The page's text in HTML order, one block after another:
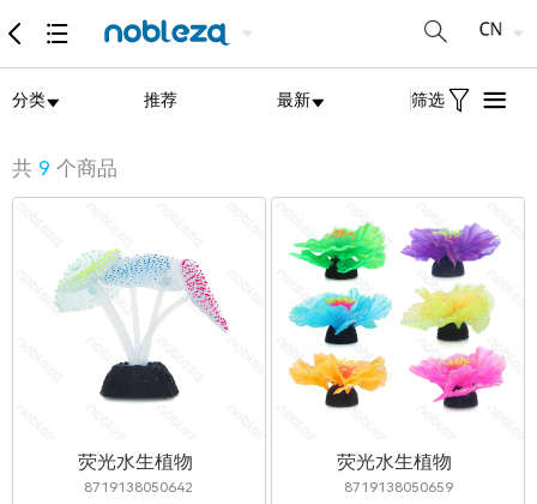
分类 推荐 最新 筛选
共 9 个商品
荧光水生植物
8719138050642
荧光水生植物
8719138050659